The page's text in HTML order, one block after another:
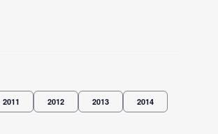
2011 2012 2013 2014